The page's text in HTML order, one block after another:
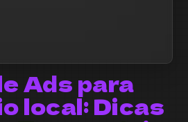
Ads para
local: Dicas